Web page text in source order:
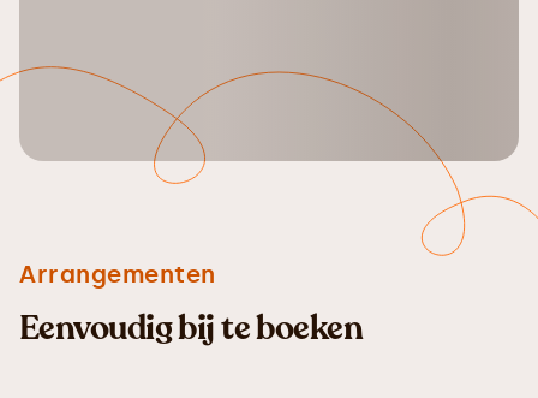
Arrangementen
Eenvoudig bij te boeken